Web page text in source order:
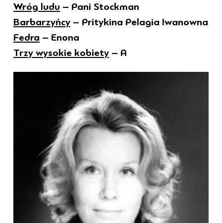
Wróg ludu – Pani Stockman
Barbarzyńcy – Pritykina Pelagia Iwanowna
Fedra – Enona
Trzy wysokie kobiety – A